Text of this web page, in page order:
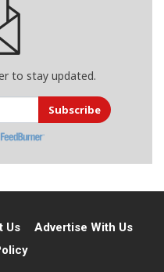
to stay updated.
Subscribe
Us
Advertise With Us